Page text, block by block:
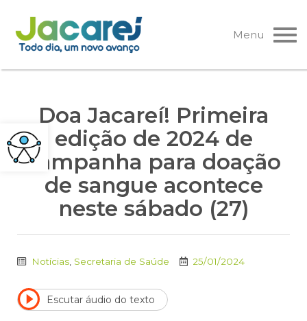
Pular
para
o
Menu
Doa Jacareí! Primeira
edição de 2024 de
campanha para doação
de sangue acontece
neste sábado (27)
Notícias Secretaria de Saúde 25/01/2024
Escutar áudio do texto